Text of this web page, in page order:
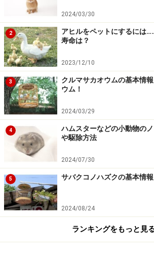
2024/03/30
2
アヒルをペットにするには
寿命は？
2023/12/10
3
クルマサカオウムの基本情
ウム！
2024/03/29
4
ハムスターなどの小動物の
や駆除方法
2024/07/30
5 サバクコノハズクの基本情
2024/08/24
ランキングをもっと見